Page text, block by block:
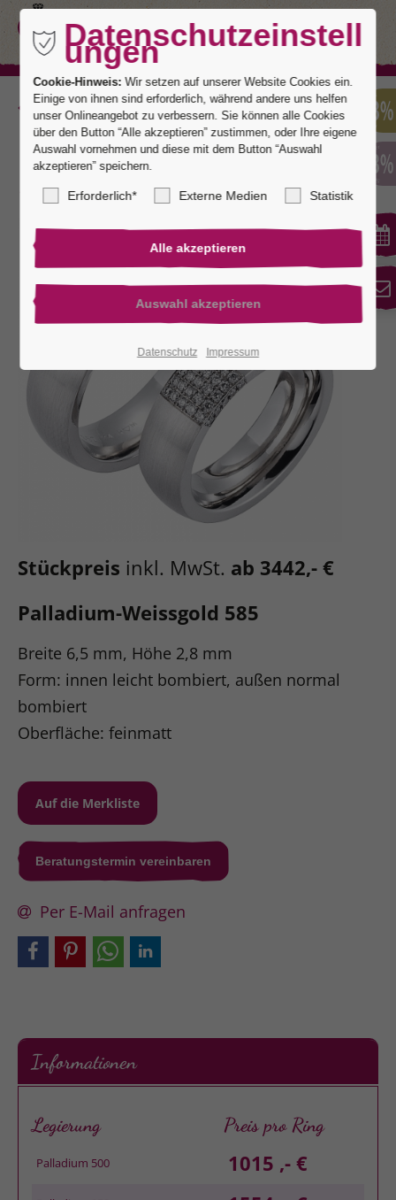
Zurück
Hollywood 1
Stückpreis inkl. MwSt. ab 3442,- €
Palladium-Weissgold 585
Breite 6,5 mm, Höhe 2,8 mm
Form: innen leicht bombiert, außen normal
bombiert
Oberfläche: feinmatt
Beratungstermin vereinbaren
Per E-Mail anfragen
Informationen
Legierung Preis pro Ring
Palladium 500 1015 ,- €
Datenschutzeinstell
ungen
Cookie-Hinweis: Wir setzen auf unserer Website Cookies ein.
Einige von ihnen sind erforderlich, während andere uns helfen
unser Onlineangebot zu verbessern. Sie können alle Cookies
über den Button “Alle akzeptieren” zustimmen, oder Ihre eigene
Auswahl vornehmen und diese mit dem Button “Auswahl
akzeptieren” speichern.
Erforderlich* Externe Medien Statistik
Datenschutz Impressum